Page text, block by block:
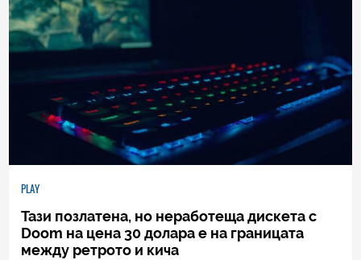
PLAY
Тази позлатена, но неработеща дискета с
Doom на цена 30 долара е на границата
между ретрото и кича